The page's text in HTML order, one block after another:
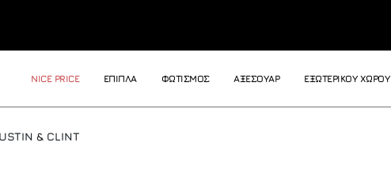
NICE PRICE ΕΠΙΠΛΑ ΦΩΤΙΣΜΟΣ ΑΞΕΣΟΥΑΡ ΕΞΩΤΕΡΙΚΟΥ ΧΩΡΟΥ
& CLINT